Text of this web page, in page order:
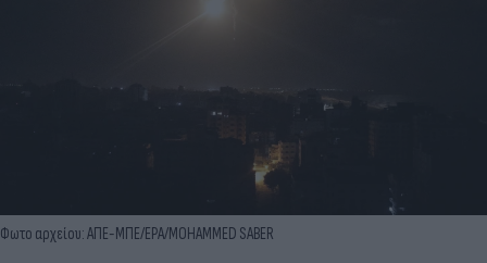
Φωτο αρχείου: ΑΠΕ-ΜΠΕ/EPA/MOHAMMED SABER